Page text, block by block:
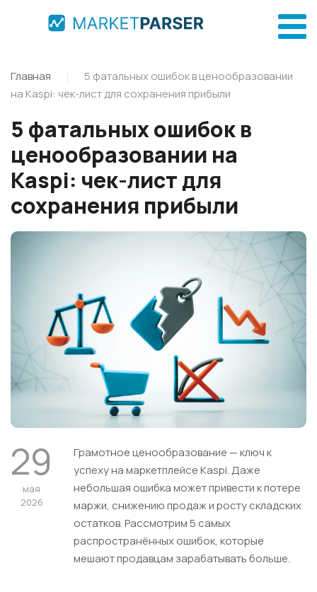
Главная
5 фатальных ошибок в ценообразовании
на Kaspi: чек-лист для сохранения прибыли
5 фатальных ошибок в
ценообразовании на
Kaspi: чек-лист для
сохранения прибыли
29
мая
2026
Грамотное ценообразование — ключ к
успеху на маркетплейсе Kaspi. Даже
небольшая ошибка может привести к потере
маржи, снижению продаж и росту складских
остатков. Рассмотрим 5 самых
распространённых ошибок, которые
мешают продавцам зарабатывать больше.